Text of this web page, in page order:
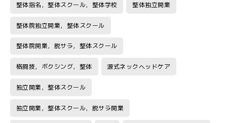
整体指名，整体スクール，整体学校 整体独立開業
整体院独立開業，整体スクール
整体院開業，脱サラ，整体スクール
格闘技，ボクシング，整体 源式ネックヘッドケア
独立開業，整体スクール
独立開業，整体スクール，脱サラ開業